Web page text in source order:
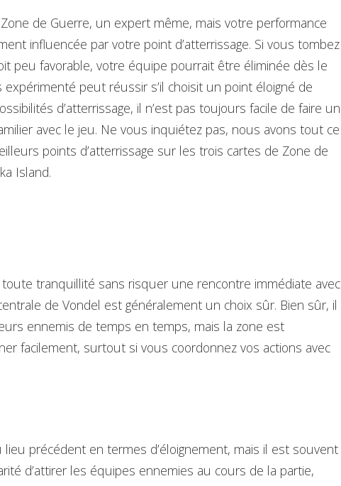
de Guerre, un expert même, mais votre performance
influencée par votre point d’atterrissage. Si vous tombez
peu favorable, votre équipe pourrait être éliminée dès le
peut réussir s’il choisit un point éloigné de
d’atterrissage, il n’est pas toujours facile de faire un
avec le jeu. Ne vous inquiétez pas, nous avons tout ce
points d’atterrissage sur les trois cartes de Zone de
Island.
tranquillité sans risquer une rencontre immédiate avec
de Vondel est généralement un choix sûr. Bien sûr, il
ennemis de temps en temps, mais la zone est
facilement, surtout si vous coordonnez vos actions avec
précédent en termes d’éloignement, mais il est souvent
d’attirer les équipes ennemies au cours de la partie,